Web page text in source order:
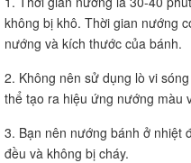
không bị khô. Thời gian nướng
nướng và kích thước của bánh.
2. Không nên sử dụng lò vi
thể tạo ra hiệu ứng nướng màu
3. Bạn nên nướng bánh ở nhiệt
đều và không bị cháy.